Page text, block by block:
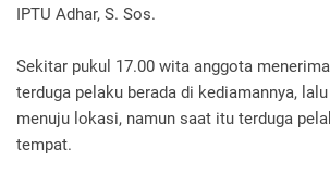
IPTU Adhar, S. Sos.
Sekitar pukul 17.00 wita anggota
terduga pelaku berada di kediamannya,
menuju lokasi, namun saat itu terduga
tempat.